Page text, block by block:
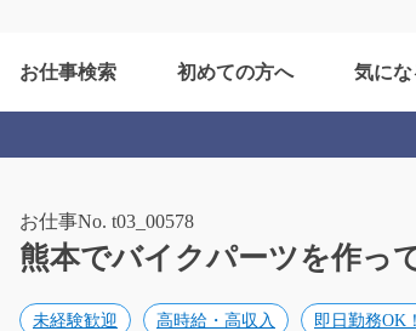
お仕事検索 初めての方へ 気にな
お仕事No. t03_00578
熊本でバイクパーツを作っ
未経験歓迎 高時給・高収入 即日勤務OK！